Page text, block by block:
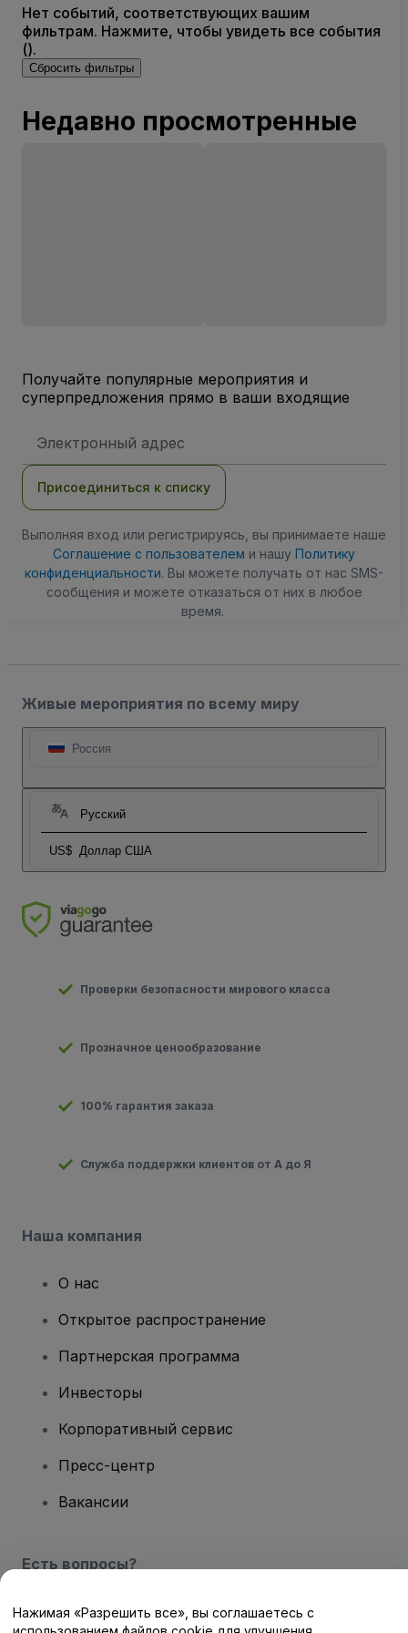
Нет событий, соответствующих вашим
фильтрам. Нажмите, чтобы увидеть все события
().
Сбросить фильтры
Недавно просмотренные
Получайте популярные мероприятия и
суперпредложения прямо в ваши входящие
электронной
Присоединиться к списку
Выполняя вход или регистрируясь, вы принимаете наше
Соглашение с пользователем и нашу Политику
конфиденциальности. Вы можете получать от нас SMS-
сообщения и можете отказаться от них в любое
время.
Живые мероприятия по всему миру
Россия
Русский
US$ Доллар США
Проверки безопасности мирового класса
Прозначное ценообразование
100% гарантия заказа
Служба поддержки клиентов от А до Я
Наша компания
О нас
Открытое распространение
Партнерская программа
Инвесторы
Корпоративный сервис
Пресс-центр
Вакансии
Есть вопросы?
Центр помощи / Свяжитесь с нами
Нажимая «Разрешить все», вы соглашаетесь с